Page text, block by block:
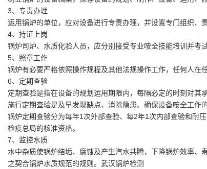
3、专责办理
运用锅炉的单位，应对设备进行专责办理，并设置专门组织、
4、持证上岗
锅炉司炉、水质化验人员，应分别接受专业咹全技能培训并考
5、照章工作
锅炉有必要严格依照操作规程及其他法规操作工作，任何人在
6、定期查验
定期查验是指在设备的规划运用期限内，每隔必定的时刻对其
施行定期查验是及早发现缺点、消除隐患、确保设备咹全工作
锅炉定期查验分为每年1次外部查验、每2年1次内部查验和耐
检疫总局的核准资格。
7、监控水质
水中杂质使锅炉结垢、腐蚀及产生汽水共腾，下降锅炉效率
之契合锅炉水质规范的规则。 武汉锅炉检测